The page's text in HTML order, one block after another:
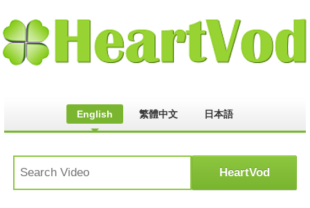
English 繁體中文 日本語